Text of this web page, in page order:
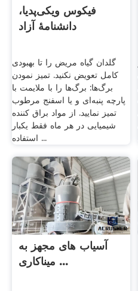
فیکوس ویکی‌پدیا،
دانشنامهٔ آزاد
گلدان گیاه مریض را تا بهبودی
کامل تعویض نکنید. تمیز نمودن
برگ‌ها: برگ‌ها را با ملایمت با
پارچه پنبه‌ای و یا اسفنج مرطوب
تمیز نمایید. از مواد براق کننده
شیمیایی در هر ماه فقط یکبار
استفاده ...
آسیاب های مجهز به
میناکاری ...